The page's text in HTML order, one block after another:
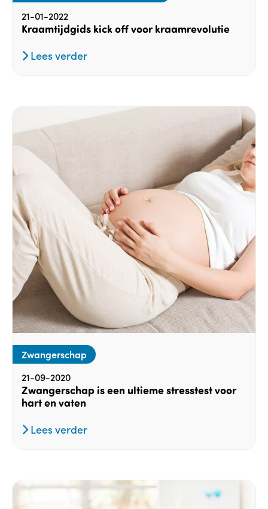
21-01-2022
Kraamtijdgids kick off voor kraamrevolutie
Lees verder
Zwangerschap
21-09-2020
Zwangerschap is een ultieme stresstest voor
hart en vaten
Lees verder